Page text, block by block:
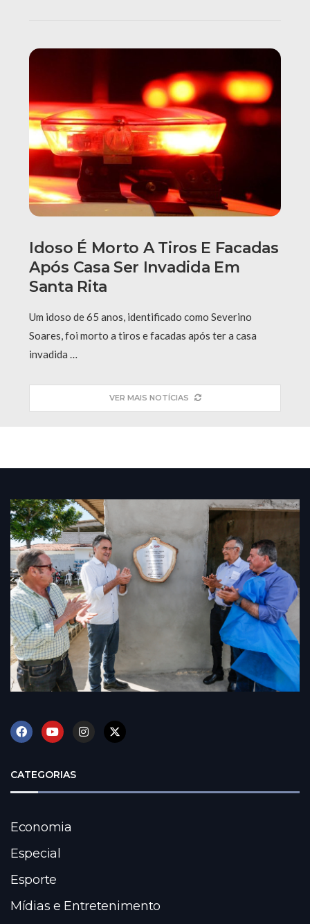
Idoso É Morto A Tiros E Facadas
Após Casa Ser Invadida Em
Santa Rita
Um idoso de 65 anos, identificado como Severino
Soares, foi morto a tiros e facadas após ter a casa
invadida …
VER MAIS NOTÍCIAS
CATEGORIAS
Economia
Especial
Esporte
Mídias e Entretenimento